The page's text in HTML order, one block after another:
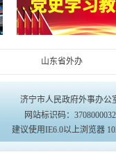
山东省外办
济宁市人民政府外事办公
网站标识码：
建议使用IE6.0以上浏览器